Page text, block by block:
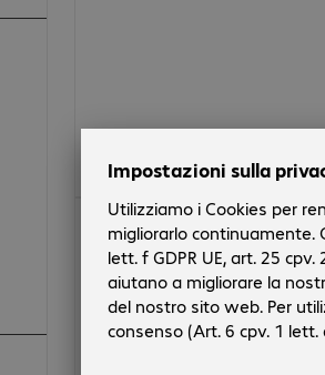
11,19 €